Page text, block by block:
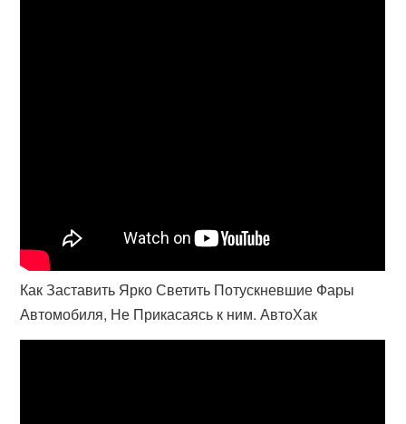
Как Заставить Ярко Светить Потускневшие Фары
Автомобиля, Не Прикасаясь к ним. АвтоХак